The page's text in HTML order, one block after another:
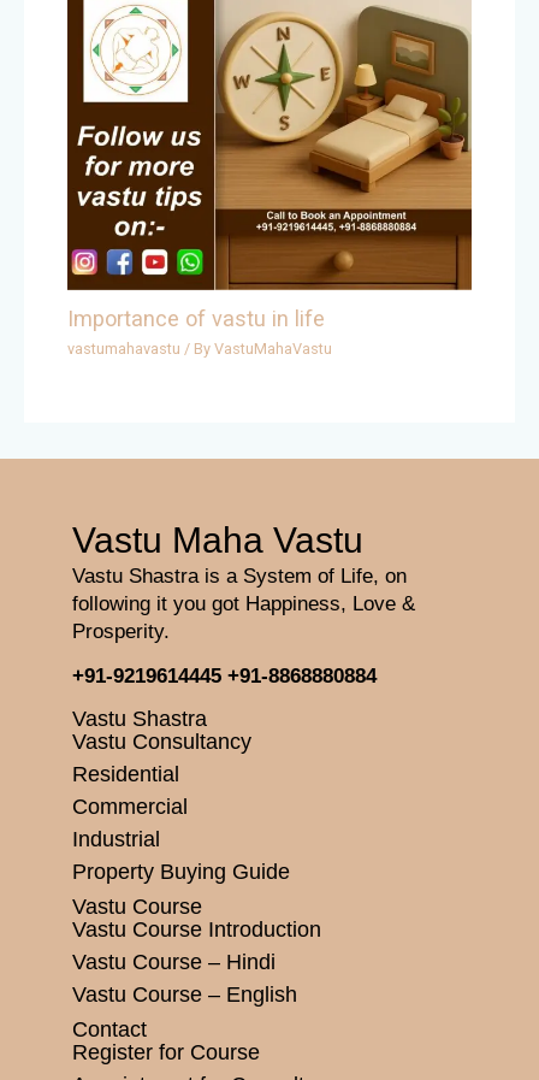
Importance of vastu in life
vastumahavastu / ByVastuMahaVastu
Vastu Maha Vastu
Vastu Shastra is a System of Life, on
following it you got Happiness, Love &
Prosperity.
+91-9219614445 +91-8868880884
Vastu Shastra
Vastu Consultancy
Residential
Commercial
Industrial
Property Buying Guide
Vastu Course
Vastu Course Introduction
Vastu Course – Hindi
Vastu Course – English
Contact
Register for Course